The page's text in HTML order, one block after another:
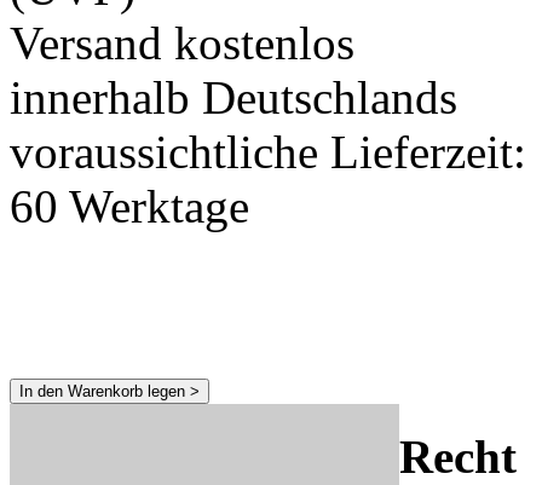
Versand kostenlos
innerhalb Deutschlands
voraussichtliche Lieferzeit:
60 Werktage
In den Warenkorb legen >
Recht